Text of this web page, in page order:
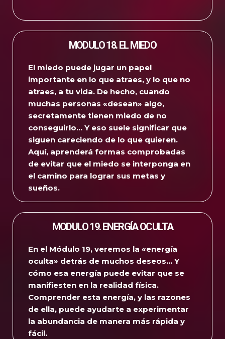
MODULO 18. EL MIEDO
El miedo puede jugar un papel
importante en lo que atraes, y lo que no
atraes, a tu vida. De hecho, cuando
muchas personas «desean» algo,
secretamente tienen miedo de no
conseguirlo… Y eso suele significar que
siguen careciendo de lo que quieren.
Aquí, aprenderá formas comprobadas
de evitar que el miedo se interponga en
el camino para lograr sus metas y
sueños.
MODULO 19. ENERGÍA OCULTA
En el Módulo 19, veremos la «energía
oculta» detrás de muchos deseos… Y
cómo esa energía puede evitar que se
manifiesten en la realidad física.
Comprender esta energía, y las razones
de ella, puede ayudarte a experimentar
la abundancia de manera más rápida y
fácil.